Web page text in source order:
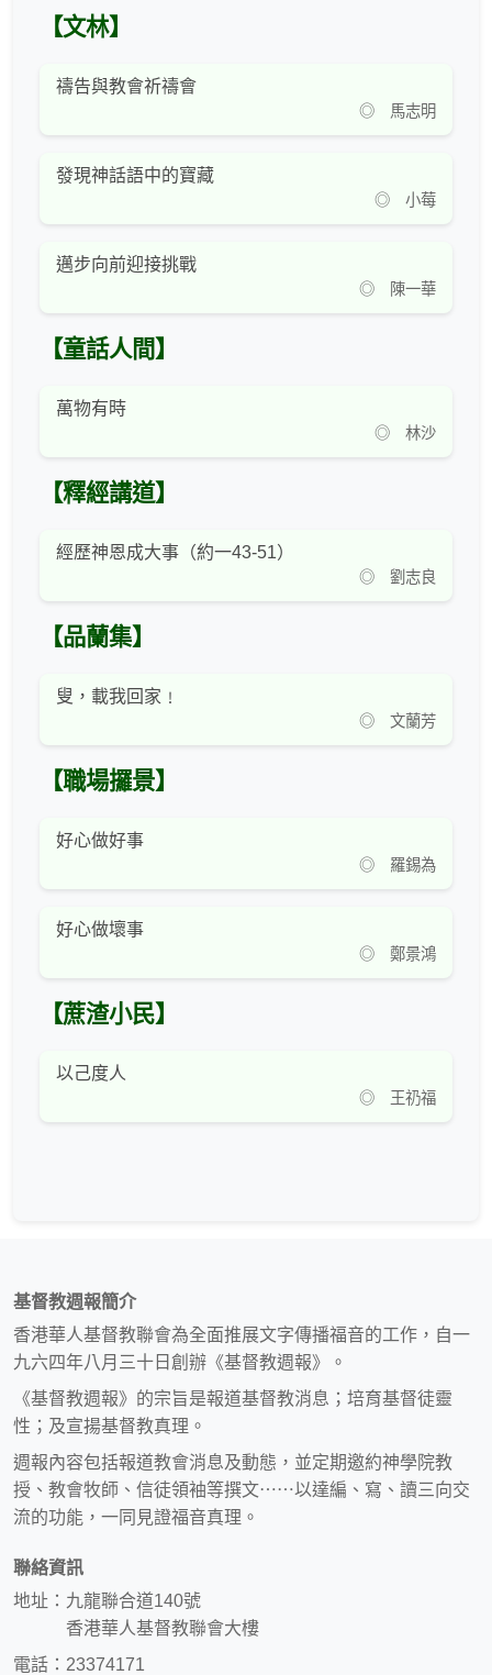
【文林】
禱告與教會祈禱會
◎ 馬志明
發現神話語中的寶藏
◎ 小莓
邁步向前迎接挑戰
◎ 陳一華
【童話人間】
萬物有時
◎ 林沙
【釋經講道】
經歷神恩成大事（約一43-51）
◎ 劉志良
【品蘭集】
叟，載我回家﹗
◎ 文蘭芳
【職場攞景】
好心做好事
◎ 羅錫為
好心做壞事
◎ 鄭景鴻
【蔗渣小民】
以己度人
◎ 王礽福
基督教週報簡介
香港華人基督教聯會為全面推展文字傳播福音的工作，自一
九六四年八月三十日創辦《基督教週報》。
《基督教週報》的宗旨是報道基督教消息；培育基督徒靈
性；及宣揚基督教真理。
週報內容包括報道教會消息及動態，並定期邀約神學院教
授、教會牧師、信徒領袖等撰文⋯⋯以達編、寫、讀三向交
流的功能，一同見證福音真理。
聯絡資訊
地址：九龍聯合道140號
香港華人基督教聯會大樓
電話：23374171